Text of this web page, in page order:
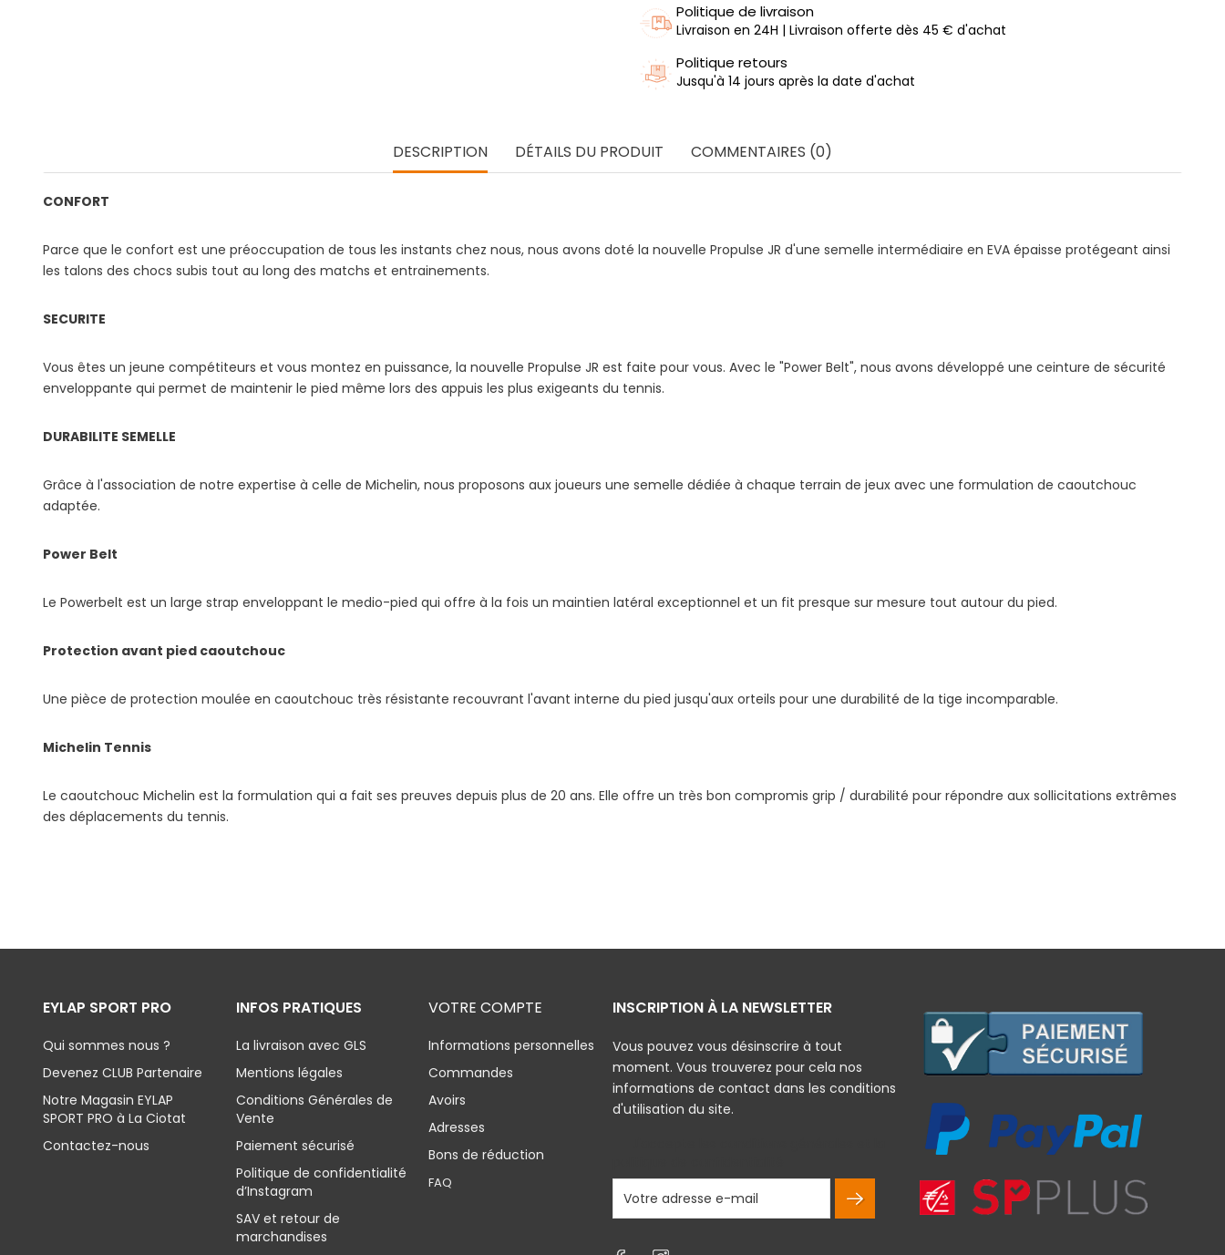
Politique de livraison
Livraison en 24H | Livraison offerte dès 45 € d'achat
Politique retours
Jusqu'à 14 jours après la date d'achat
DESCRIPTION DÉTAILS DU PRODUIT COMMENTAIRES (0)
CONFORT
Parce que le confort est une préoccupation de tous les instants chez nous, nous avons doté la nouvelle Propulse JR d'une semelle intermédiaire en EVA épaisse protégeant ainsi
les talons des chocs subis tout au long des matchs et entrainements.
SECURITE
Vous êtes un jeune compétiteurs et vous montez en puissance, la nouvelle Propulse JR est faite pour vous. Avec le "Power Belt", nous avons développé une ceinture de sécurité
enveloppante qui permet de maintenir le pied même lors des appuis les plus exigeants du tennis.
DURABILITE SEMELLE
Grâce à l'association de notre expertise à celle de Michelin, nous proposons aux joueurs une semelle dédiée à chaque terrain de jeux avec une formulation de caoutchouc
adaptée.
Power Belt
Le Powerbelt est un large strap enveloppant le medio-pied qui offre à la fois un maintien latéral exceptionnel et un fit presque sur mesure tout autour du pied.
Protection avant pied caoutchouc
Une pièce de protection moulée en caoutchouc très résistante recouvrant l'avant interne du pied jusqu'aux orteils pour une durabilité de la tige incomparable.
Michelin Tennis
Le caoutchouc Michelin est la formulation qui a fait ses preuves depuis plus de 20 ans. Elle offre un très bon compromis grip / durabilité pour répondre aux sollicitations extrêmes
des déplacements du tennis.
EYLAP SPORT PRO
Qui sommes nous ?
Devenez CLUB Partenaire
Notre Magasin EYLAP
SPORT PRO à La Ciotat
Contactez-nous
INFOS PRATIQUES
La livraison avec GLS
Mentions légales
Conditions Générales de
Vente
Paiement sécurisé
Politique de confidentialité
d’Instagram
SAV et retour de
marchandises
VOTRE COMPTE
Informations personnelles
Commandes
Avoirs
Adresses
Bons de réduction
FAQ
INSCRIPTION À LA NEWSLETTER
Vous pouvez vous désinscrire à tout
moment. Vous trouverez pour cela nos
informations de contact dans les conditions
d'utilisation du site.